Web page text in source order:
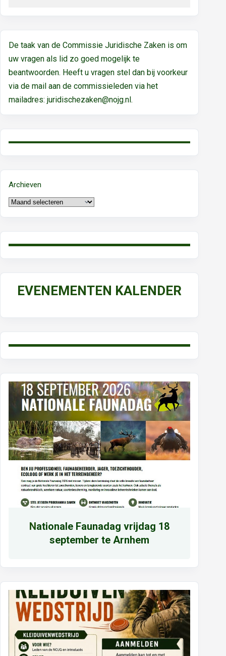
De taak van de Commissie Juridische Zaken is om
uw vragen als lid zo goed mogelijk te
beantwoorden. Heeft u vragen stel dan bij voorkeur
via de mail aan de commissieleden via het
mailadres: juridischezaken@nojg.nl.
Archieven
EVENEMENTEN KALENDER
Nationale Faunadag vrijdag 18
september te Arnhem